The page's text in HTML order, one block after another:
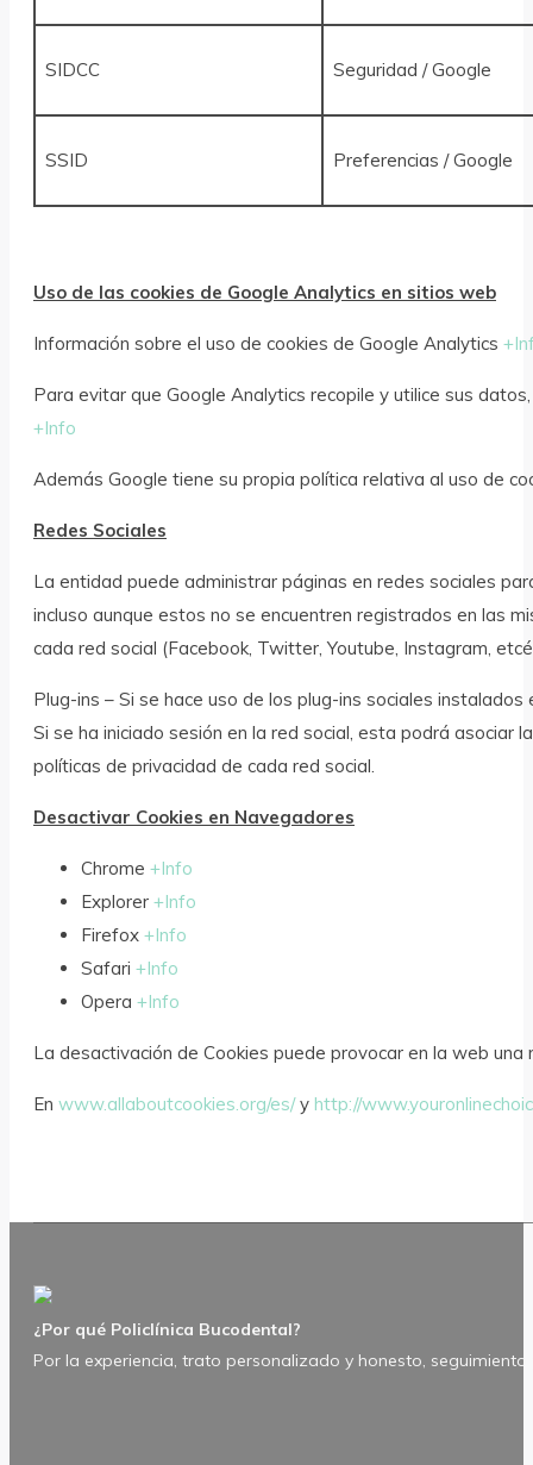
SIDCC Seguridad / Google
SSID Preferencias / Google
Uso de las cookies de Google Analytics en sitios web
Información sobre el uso de cookies de Google Analytics
Para evitar que Google Analytics recopile y utilice sus
+Info
Además Google tiene su propia política relativa al uso de
Redes Sociales
La entidad puede administrar páginas en redes sociales
incluso aunque estos no se encuentren registrados en las
cada red social (Facebook, Twitter, Youtube, Instagram,
Plug-ins – Si se hace uso de los plug-ins sociales
Si se ha iniciado sesión en la red social, esta podrá
políticas de privacidad de cada red social.
Desactivar Cookies en Navegadores
Chrome +Info
Explorer +Info
Firefox +Info
Safari +Info
Opera +Info
La desactivación de Cookies puede provocar en la web
En www.allaboutcookies.org/es/y http://
¿Por qué Policlínica Bucodental?
Por la experiencia, trato personalizado y honesto,